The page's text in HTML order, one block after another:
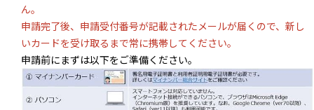
ん。
申請完了後、申請受付番号が記載されたメールが届くので、新し
いカードを受け取るまで常に携帯してください。
申請前にまずは以下をご準備ください。